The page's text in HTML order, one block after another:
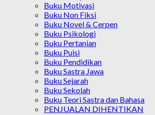
Buku Motivasi
Buku Non Fiksi
Buku Novel & Cerpen
Buku Psikologi
Buku Pertanian
Buku Puisi
Buku Pendidikan
Buku Sastra Jawa
Buku Sejarah
Buku Sekolah
Buku Teori Sastra dan Bahasa
PENJUALAN DIHENTIKAN